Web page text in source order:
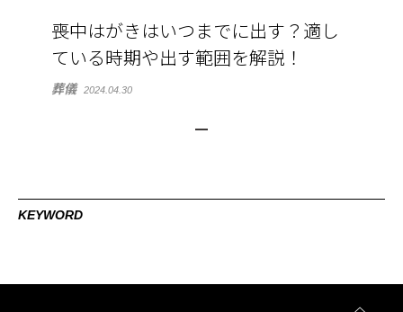
喪中はがきはいつまでに出す？適し
ている時期や出す範囲を解説！
葬儀 2024.04.30
KEYWORD